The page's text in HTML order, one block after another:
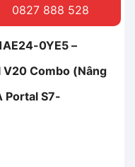
0827 888 528
0YE5 –
V20 Combo (Nâng
Portal S7-